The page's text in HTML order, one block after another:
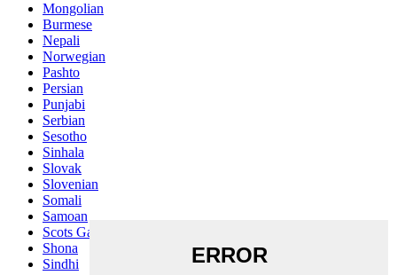
Mongolian
Burmese
Nepali
Norwegian
Pashto
Persian
Punjabi
Serbian
Sesotho
Sinhala
Slovak
Slovenian
Somali
Samoan
Scots Gaelic
Shona
Sindhi